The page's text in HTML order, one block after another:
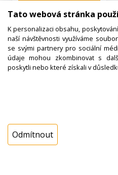
Tato webová stránka
K personalizaci obsahu,
naší návštěvnosti využíváme
se svými partnery pro sociální
údaje mohou zkombinovat s
poskytli nebo které získali v
Odmítnout
varné desky 237134
HISENSE / GORENJE,
originál